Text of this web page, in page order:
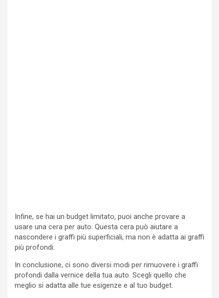
Infine, se hai un budget limitato, puoi anche provare a
usare una cera per auto. Questa cera può aiutare a
nascondere i graffi più superficiali, ma non è adatta ai graffi
più profondi.
In conclusione, ci sono diversi modi per rimuovere i graffi
profondi dalla vernice della tua auto. Scegli quello che
meglio si adatta alle tue esigenze e al tuo budget.